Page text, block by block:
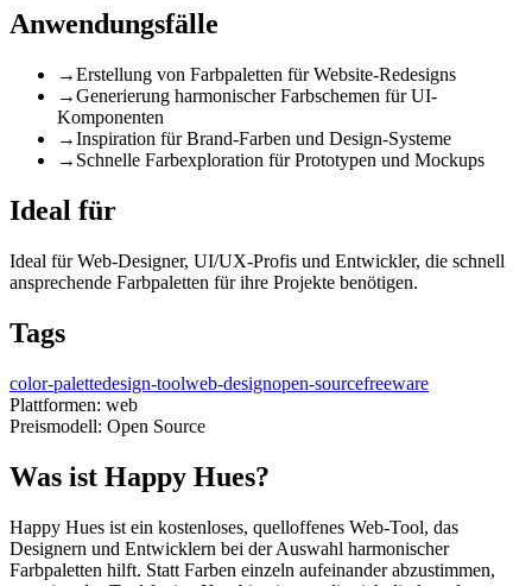
Anwendungsfälle
→Erstellung von Farbpaletten für Website-Redesigns
→Generierung harmonischer Farbschemen für UI-
Komponenten
→Inspiration für Brand-Farben und Design-Systeme
→ Schnelle Farbexploration für Prototypen und Mockups
Ideal für
Ideal für Web-Designer, UI/UX-Profis und Entwickler, die schnell
ansprechende Farbpaletten für ihre Projekte benötigen.
Tags
color-palettedesign-toolweb-designopen-sourcefreeware
Plattformen: web
Preismodell: Open Source
Was ist Happy Hues?
Happy Hues ist ein kostenloses, quelloffenes Web-Tool, das
Designern und Entwicklern bei der Auswahl harmonischer
Farbpaletten hilft. Statt Farben einzeln aufeinander abzustimmen,